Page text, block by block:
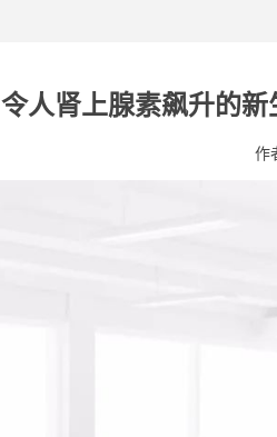
令人肾上腺素飙升的
作